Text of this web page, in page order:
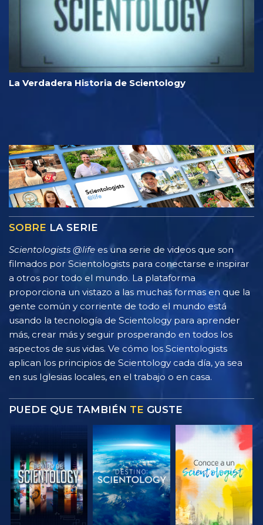
La Verdadera Historia de Scientology
SOBRE LA SERIE
Scientologists @life es una serie de videos que son
filmados por Scientologists para conectarse e inspirar
a otros por todo el mundo. La plataforma
proporciona un vistazo a las muchas formas en que la
gente común y corriente de todo el mundo está
usando la tecnología de Scientology para aprender
más, crear más y seguir prosperando en todos los
aspectos de sus vidas. Ve cómo los Scientologists
aplican los principios de Scientology cada día, ya sea
en sus Iglesias locales, en el trabajo o en casa.
PUEDE QUE TAMBIÉN TE GUSTE